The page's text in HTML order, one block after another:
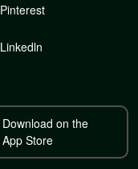
Pinterest
Linkedln
Download on the
App Store